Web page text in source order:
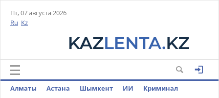
Пт, 07 августа 2026
Ru Kz
Алматы Астана Шымкент ИИ
Криминал